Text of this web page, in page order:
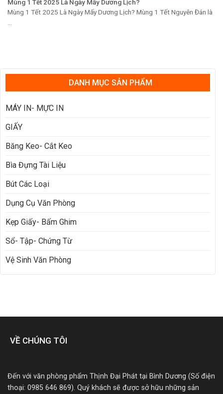
DANH MỤC SẢN PHẨM
MÁY IN- MỰC IN
GIẤY
Băng Keo- Cắt Keo
Bìa Đựng Tài Liệu
Bút Các Loại
Dụng Cụ Văn Phòng
Kẹp Giấy- Bấm Ghim
Sổ- Tập- Chứng Từ
Vệ Sinh Văn Phòng
Mùng 1 Tết 2025 Là Ngày Mấy Dương Lịch?
Mùng 1 Tết 2025 Là Ngày Mấy Dương Lịch? Mùng 1 Tết Nguyên Đán là
...
VỀ CHÚNG TÔI
Đến với văn phòng phẩm Thịnh Đại Phát tại Bình Dương (Số điện
thoại: 0985 646 869). Quý khách sẽ được sở hữu những sản